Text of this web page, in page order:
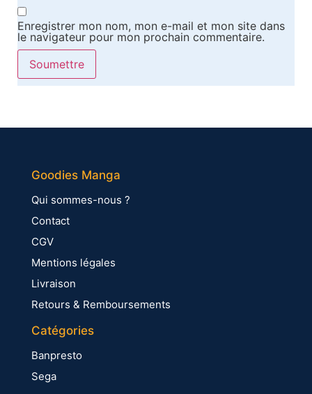
Enregistrer mon nom, mon e-mail et mon site dans
le navigateur pour mon prochain commentaire.
Goodies Manga
Qui sommes-nous ?
Contact
CGV
Mentions légales
Livraison
Retours & Remboursements
Catégories
Banpresto
Sega